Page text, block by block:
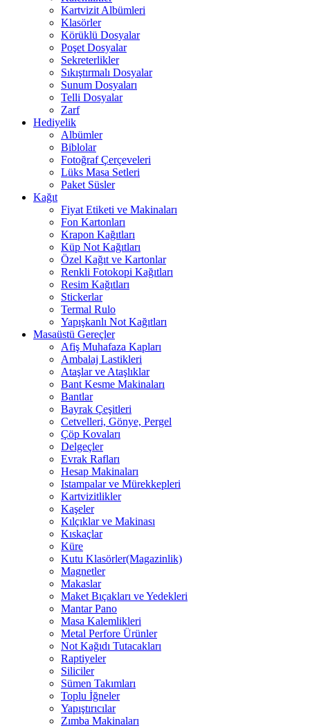
Kartvizit Albümleri
Klasörler
Körüklü Dosyalar
Poşet Dosyalar
Sekreterlikler
Sıkıştırmalı Dosyalar
Sunum Dosyaları
Telli Dosyalar
Zarf
Hediyelik
Albümler
Biblolar
Fotoğraf Çerçeveleri
Lüks Masa Setleri
Paket Süsler
Kağıt
Fiyat Etiketi ve Makinaları
Fon Kartonları
Krapon Kağıtları
Küp Not Kağıtları
Özel Kağıt ve Kartonlar
Renkli Fotokopi Kağıtları
Resim Kağıtları
Stickerlar
Termal Rulo
Yapışkanlı Not Kağıtları
Masaüstü Gereçler
Afiş Muhafaza Kapları
Ambalaj Lastikleri
Ataşlar ve Ataşlıklar
Bant Kesme Makinaları
Bantlar
Bayrak Çeşitleri
Cetvelleri, Gönye, Pergel
Çöp Kovaları
Delgeçler
Evrak Rafları
Hesap Makinaları
Istampalar ve Mürekkepleri
Kartvizitlikler
Kaşeler
Kılçıklar ve Makinası
Kıskaçlar
Küre
Kutu Klasörler(Magazinlik)
Magnetler
Makaslar
Maket Bıçakları ve Yedekleri
Mantar Pano
Masa Kalemlikleri
Metal Perfore Ürünler
Not Kağıdı Tutacakları
Raptiyeler
Siliciler
Sümen Takımları
Toplu İğneler
Yapıştırıcılar
Zımba Makinaları